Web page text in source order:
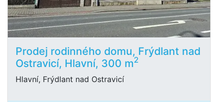
Prodej rodinného domu, Frýdlant nad
Ostravicí, Hlavní, 300 m2
Hlavní, Frýdlant nad Ostravicí